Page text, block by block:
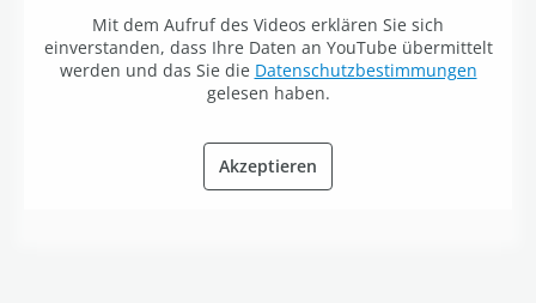
Mit dem Aufruf des Videos erklären Sie sich
einverstanden, dass Ihre Daten an YouTube übermittelt
werden und das Sie die Datenschutzbestimmungen
gelesen haben.
Akzeptieren